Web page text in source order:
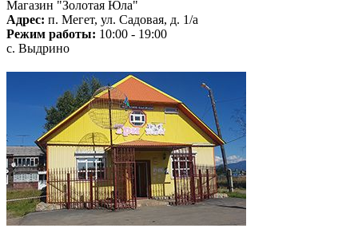
Магазин "Золотая Юла"
Адрес: п. Мегет, ул. Садовая, д. 1/а
Режим работы: 10:00 - 19:00
с. Выдрино